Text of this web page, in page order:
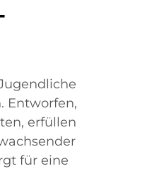
Entworfen,
erfüllen
für eine